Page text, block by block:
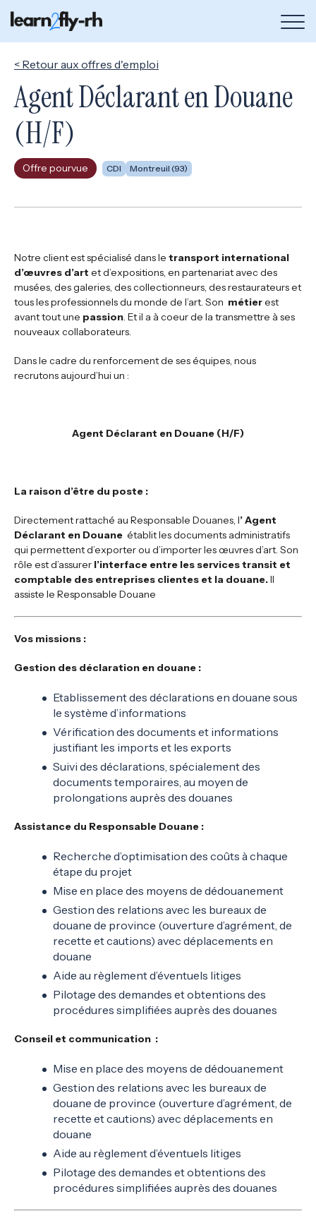
de
< Retour aux offres d'emploi
Agent Déclarant en Douane
(H/F)
Offre pourvue CDI Montreuil (93)
Notre client est spécialisé dans le transport international
d’œuvres d’art et d’expositions, en partenariat avec des
musées, des galeries, des collectionneurs, des restaurateurs et
tous les professionnels du monde de l’art. Son métierest
avant tout une passion. Et il a à coeur de la transmettre à ses
nouveaux collaborateurs.
Dans le cadre du renforcement de ses équipes, nous
recrutons aujourd’hui un :
Agent Déclarant en Douane (H/F)
La raison d’être du poste :
Directement rattaché au Responsable Douanes, l’ Agent
Déclarant en Douane établit les documents administratifs
qui permettent d’exporter ou d’importer les œuvres d’art. Son
rôle est d’assurer l’interface entre les services transit et
comptable des entreprises clientes et la douane.Il
assiste le Responsable Douane
Vos missions :
Gestion des déclaration en douane :
Etablissement des déclarations en douane sous
le système d’informations
Vérification des documents et informations
justifiant les imports et les exports
Suivi des déclarations, spécialement des
documents temporaires, au moyen de
prolongations auprès des douanes
Assistance du Responsable Douane :
Recherche d’optimisation des coûts à chaque
étape du projet
Mise en place des moyens de dédouanement
Gestion des relations avec les bureaux de
douane de province (ouverture d’agrément, de
recette et cautions) avec déplacements en
douane
Aide au règlement d’éventuels litiges
Pilotage des demandes et obtentions des
procédures simplifiées auprès des douanes
Conseil et communication :
Mise en place des moyens de dédouanement
Gestion des relations avec les bureaux de
douane de province (ouverture d’agrément, de
recette et cautions) avec déplacements en
douane
Aide au règlement d’éventuels litiges
Pilotage des demandes et obtentions des
procédures simplifiées auprès des douanes